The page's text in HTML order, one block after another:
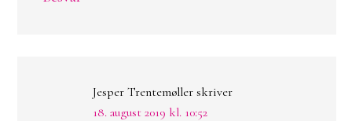
Jesper Trentemøller skriver
18. august 2019 kl. 10:52